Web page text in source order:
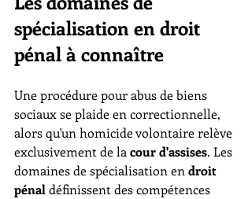
spécialisation en droit
pénal à connaître
Une procédure pour abus de biens
sociaux se plaide en correctionnelle,
alors qu'un homicide volontaire relève
exclusivement de la cour d'assises. Les
domaines de spécialisation en droit
pénal définissent des compétences